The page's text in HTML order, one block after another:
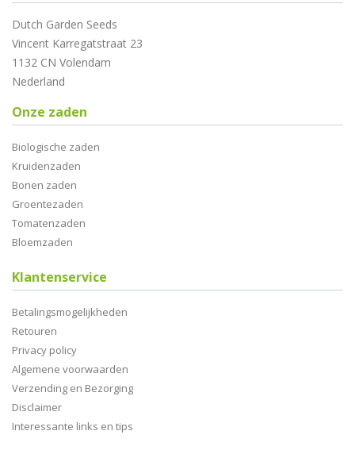
Dutch Garden Seeds
Vincent Karregatstraat 23
1132 CN Volendam
Nederland
Onze zaden
Biologische zaden
Kruidenzaden
Bonen zaden
Groentezaden
Tomatenzaden
Bloemzaden
Klantenservice
Betalingsmogelijkheden
Retouren
Privacy policy
Algemene voorwaarden
Verzending en Bezorging
Disclaimer
Interessante links en tips